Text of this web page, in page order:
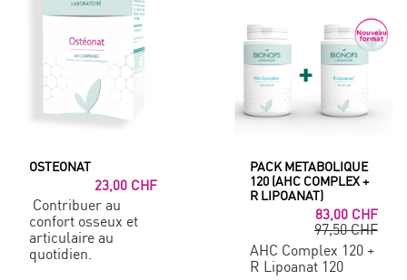
OSTEONAT
23,00 CHF
Contribuer au
confort osseux et
articulaire au
quotidien.
PACK METABOLIQUE
120 (AHC COMPLEX +
R LIPOANAT)
83,00 CHF
97,50 CHF
AHC Complex 120 +
R Lipoanat 120